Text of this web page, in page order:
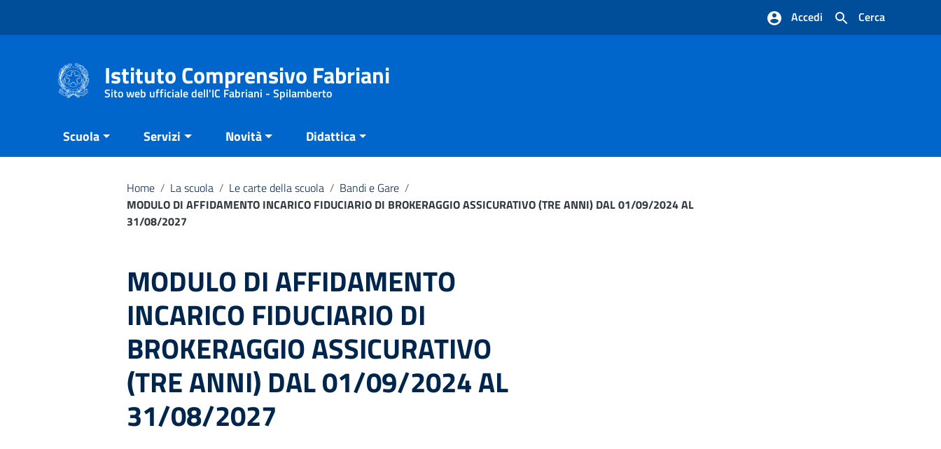
Cerca
Accedi
Istituto Comprensivo Fabriani
Sito web ufficiale dell'IC Fabriani - Spilamberto
Scuola Servizi Novità Didattica
Home / La scuola / Le carte della scuola / Bandi e Gare /
MODULO DI AFFIDAMENTO INCARICO FIDUCIARIO DI BROKERAGGIO ASSICURATIVO (TRE ANNI) DAL 01/09/2024 AL
31/08/2027
MODULO DI AFFIDAMENTO
INCARICO FIDUCIARIO DI
BROKERAGGIO ASSICURATIVO
(TRE ANNI) DAL 01/09/2024 AL
31/08/2027